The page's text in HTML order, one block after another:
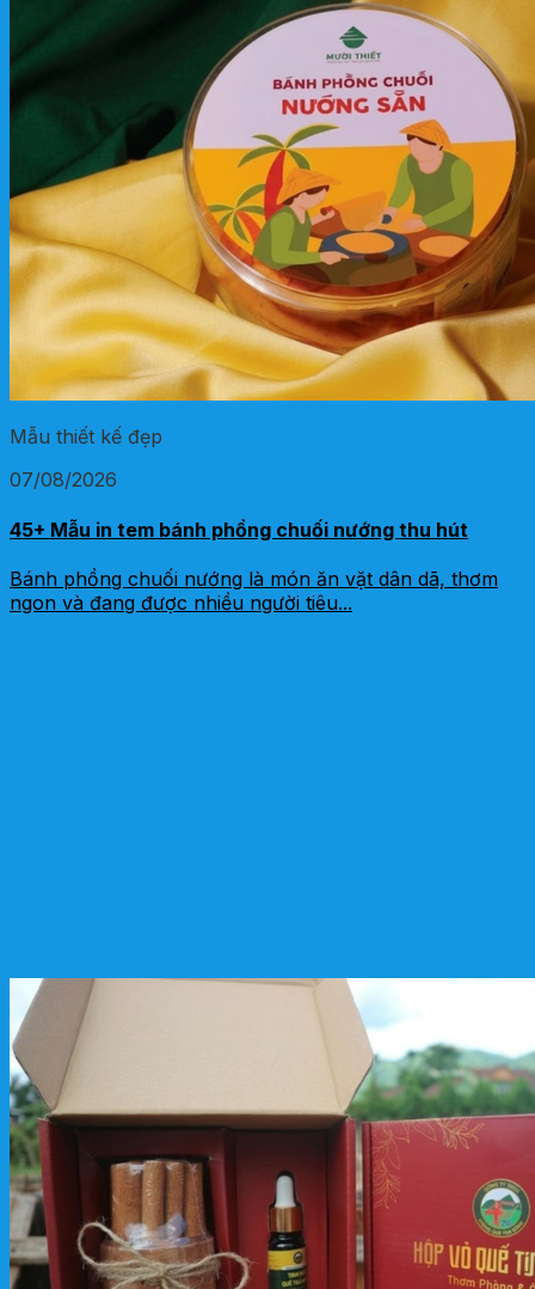
Mẫu thiết kế đẹp
07/08/2026
45+ Mẫu in tem bánh phồng chuối nướng thu hút
Bánh phồng chuối nướng là món ăn vặt dân dã, thơm
ngon và đang được nhiều người tiêu...